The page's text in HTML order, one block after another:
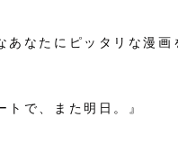
あなたにピッタリな漫画
トで、また明日。』